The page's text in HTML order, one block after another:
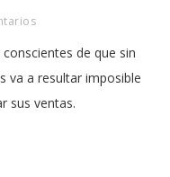
de que sin
va a resultar imposible
sus ventas.